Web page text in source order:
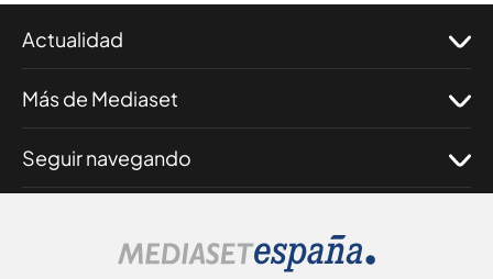
Actualidad
Más de Mediaset
Seguir navegando